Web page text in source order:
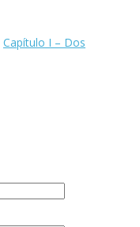
Capítulo I – Dos